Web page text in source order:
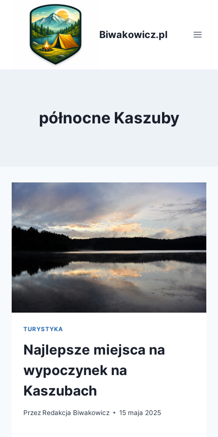
Biwakowicz.pl
północne Kaszuby
TURYSTYKA
Najlepsze miejsca na
wypoczynek na
Kaszubach
Przez Redakcja Biwakowicz 15 maja 2025